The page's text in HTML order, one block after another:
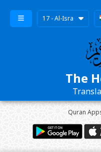
17 - Al-Isra
The
Quran